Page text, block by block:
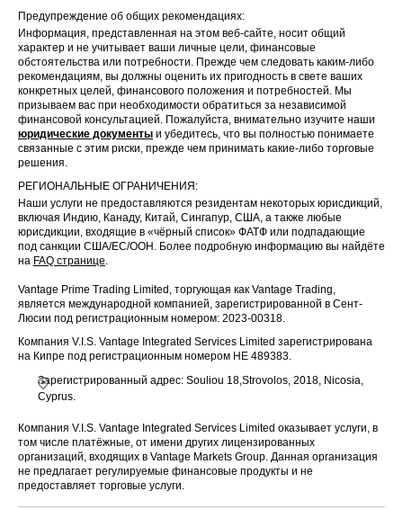
Предупреждение об общих рекомендациях:
Информация, представленная на этом веб-сайте, носит общий
характер и не учитывает ваши личные цели, финансовые
обстоятельства или потребности. Прежде чем следовать каким-либо
рекомендациям, вы должны оценить их пригодность в свете ваших
конкретных целей, финансового положения и потребностей. Мы
призываем вас при необходимости обратиться за независимой
финансовой консультацией. Пожалуйста, внимательно изучите наши
юридические документы и убедитесь, что вы полностью понимаете
связанные с этим риски, прежде чем принимать какие-либо торговые
решения.
РЕГИОНАЛЬНЫЕ ОГРАНИЧЕНИЯ:
Наши услуги не предоставляются резидентам некоторых юрисдикций,
включая Индию, Канаду, Китай, Сингапур, США, а также любые
юрисдикции, входящие в «чёрный список» ФАТФ или подпадающие
под санкции США/ЕС/ООН. Более подробную информацию вы найдёте
на FAQ странице.
Vantage Prime Trading Limited, торгующая как Vantage Trading,
является международной компанией, зарегистрированной в Сент-
Люсии под регистрационным номером: 2023-00318.
Компания V.I.S. Vantage Integrated Services Limited зарегистрирована
на Кипре под регистрационным номером HE 489383.
Зарегистрированный адрес: Souliou 18,Strovolos, 2018, Nicosia,
Cyprus.
Компания V.I.S. Vantage Integrated Services Limited оказывает услуги, в
том числе платёжные, от имени других лицензированных
организаций, входящих в Vantage Markets Group. Данная организация
не предлагает регулируемые финансовые продукты и не
предоставляет торговые услуги.